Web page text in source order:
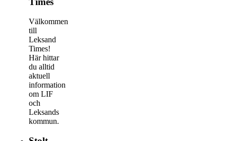
Välkommen
till
Leksand
Times!
Här hittar
du alltid
aktuell
information
om LIF
och
Leksands
kommun.